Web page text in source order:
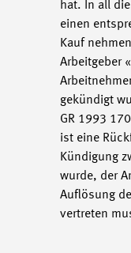
hat. In all
einen
Kauf
Arbeitgeber
gekündigt
GR 1993
ist eine
Kündigung
wurde, der
Auflösung
vertreten